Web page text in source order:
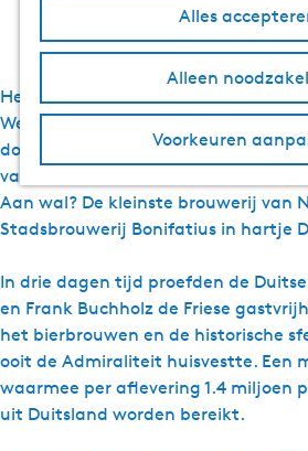
Alles
Alleen
Voorkeuren
o
p
e
8 juli 2025 | | |
Het populaire Duitse programma
Westdeutscher RundfunkWDRvoer
door Friesland. Het schip? Een
van de van
.
Aan wal? De kleinste brouwerij van
Stadsbrouwerij Bonifatius in hartje
In drie dagen tijd proefden de
en Frank Buchholz de Friese
het bierbrouwen en de historische
ooit de Admiraliteit huisvestte. Een
waarmee per aflevering 1.4 miljoen
uit Duitsland worden bereikt.